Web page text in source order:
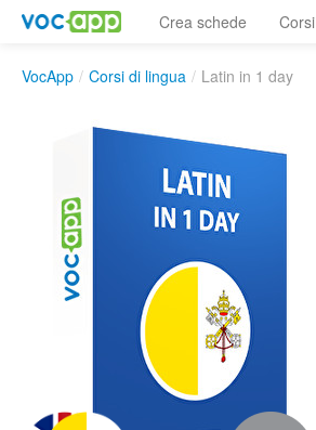
Crea schede Corsi
VocApp / Corsi di lingua / Latin in 1 day